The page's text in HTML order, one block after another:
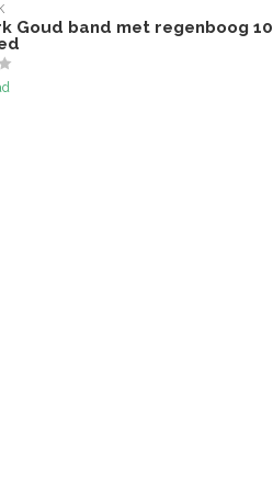
Goud band met regenboog 10